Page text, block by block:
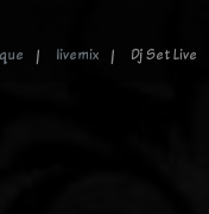
livemix Dj Set Live